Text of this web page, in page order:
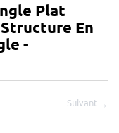
Plat
En
-
Suivant→